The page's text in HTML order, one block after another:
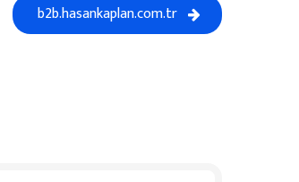
b2b.hasankaplan.com.tr